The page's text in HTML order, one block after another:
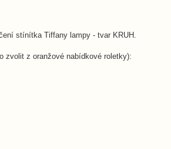
stínítka Tiffany lampy - tvar KRUH.
zvolit z oranžové nabídkové roletky):